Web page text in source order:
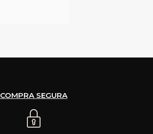
COMPRA SEGURA